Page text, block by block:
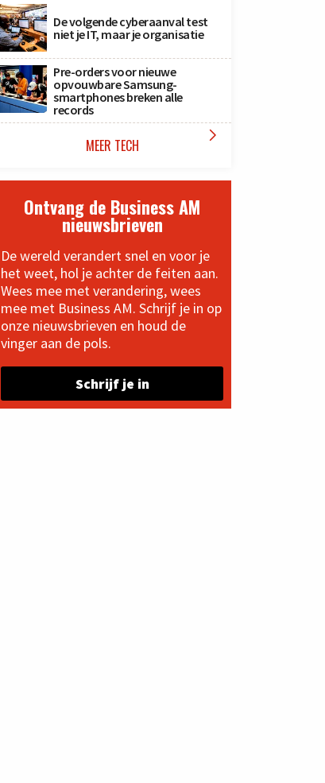
De volgende cyberaanval test
niet je IT, maar je organisatie
Pre-orders voor nieuwe
opvouwbare Samsung-
smartphones breken alle
records
MEER TECH 
Ontvang de Business AM
nieuwsbrieven
De wereld verandert snel en voor je
het weet, hol je achter de feiten aan.
Wees mee met verandering, wees
mee met Business AM. Schrijf je in op
onze nieuwsbrieven en houd de
vinger aan de pols.
Schrijf je in